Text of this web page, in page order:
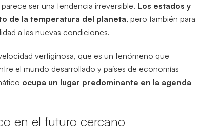
ser una tendencia irreversible. Los estados y
de la temperatura del planeta, pero también para
a las nuevas condiciones.
vertiginosa, que es un fenómeno que
el mundo desarrollado y países de economías
ocupa un lugar predominante en la agenda
en el futuro cercano